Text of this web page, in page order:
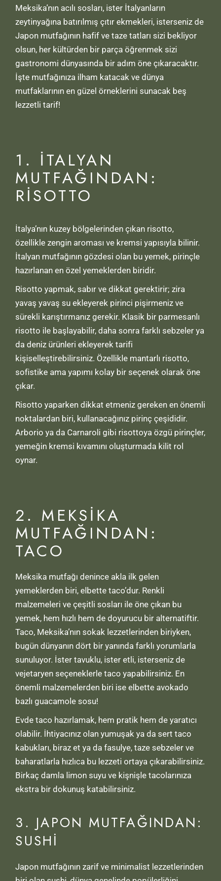
Meksika’nın acılı sosları, ister İtalyanların
zeytinyağına batırılmış çıtır ekmekleri, isterseniz de
Japon mutfağının hafif ve taze tatları sizi bekliyor
olsun, her kültürden bir parça öğrenmek sizi
gastronomi dünyasında bir adım öne çıkaracaktır.
İşte mutfağınıza ilham katacak ve dünya
mutfaklarının en güzel örneklerini sunacak beş
lezzetli tarif!
1. İTALYAN
MUTFAĞINDAN:
RISOTTO
İtalya’nın kuzey bölgelerinden çıkan risotto,
özellikle zengin aroması ve kremsi yapısıyla bilinir.
İtalyan mutfağının gözdesi olan bu yemek, pirinçle
hazırlanan en özel yemeklerden biridir.
Risotto yapmak, sabır ve dikkat gerektirir; zira
yavaş yavaş su ekleyerek pirinci pişirmeniz ve
sürekli karıştırmanız gerekir. Klasik bir parmesanlı
risotto ile başlayabilir, daha sonra farklı sebzeler ya
da deniz ürünleri ekleyerek tarifi
kişiselleştirebilirsiniz. Özellikle mantarlı risotto,
sofistike ama yapımı kolay bir seçenek olarak öne
çıkar.
Risotto yaparken dikkat etmeniz gereken en önemli
noktalardan biri, kullanacağınız pirinç çeşididir.
Arborio ya da Carnaroli gibi risottoya özgü pirinçler,
yemeğin kremsi kıvamını oluşturmada kilit rol
oynar.
2. MEKSIKA
MUTFAĞINDAN:
TACO
Meksika mutfağı denince akla ilk gelen
yemeklerden biri, elbette taco’dur. Renkli
malzemeleri ve çeşitli sosları ile öne çıkan bu
yemek, hem hızlı hem de doyurucu bir alternatiftir.
Taco, Meksika’nın sokak lezzetlerinden biriyken,
bugün dünyanın dört bir yanında farklı yorumlarla
sunuluyor. İster tavuklu, ister etli, isterseniz de
vejetaryen seçeneklerle taco yapabilirsiniz. En
önemli malzemelerden biri ise elbette avokado
bazlı guacamole sosu!
Evde taco hazırlamak, hem pratik hem de yaratıcı
olabilir. İhtiyacınız olan yumuşak ya da sert taco
kabukları, biraz et ya da fasulye, taze sebzeler ve
baharatlarla hızlıca bu lezzeti ortaya çıkarabilirsiniz.
Birkaç damla limon suyu ve kişnişle tacolarınıza
ekstra bir dokunuş katabilirsiniz.
3. JAPON MUTFAĞINDAN:
SUSHI
Japon mutfağının zarif ve minimalist lezzetlerinden